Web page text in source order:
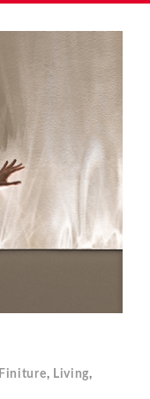
Finiture, Living,